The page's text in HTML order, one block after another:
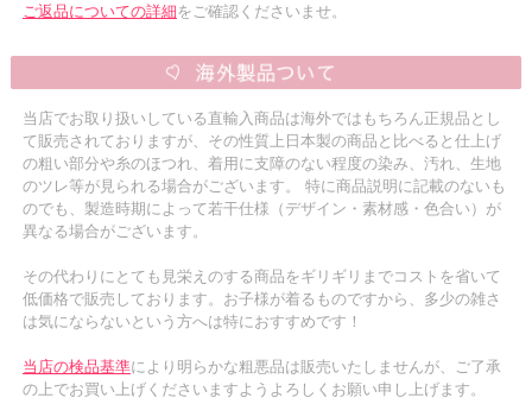
ご返品についての詳細をご確認くださいませ。
当店でお取り扱いしている直輸入商品は海外ではもちろん正規品とし
て販売されておりますが、その性質上日本製の商品と比べると仕上げ
の粗い部分や糸のほつれ、着用に支障のない程度の染み、汚れ、生地
のツレ等が見られる場合がございます。 特に商品説明に記載のないも
のでも、製造時期によって若干仕様（デザイン・素材感・色合い）が
異なる場合がございます。
その代わりにとても見栄えのする商品をギリギリまでコストを省いて
低価格で販売しております。お子様が着るものですから、多少の雑さ
は気にならないという方へは特におすすめです！
当店の検品基準により明らかな粗悪品は販売いたしませんが、ご了承
の上でお買い上げくださいますようよろしくお願い申し上げます。